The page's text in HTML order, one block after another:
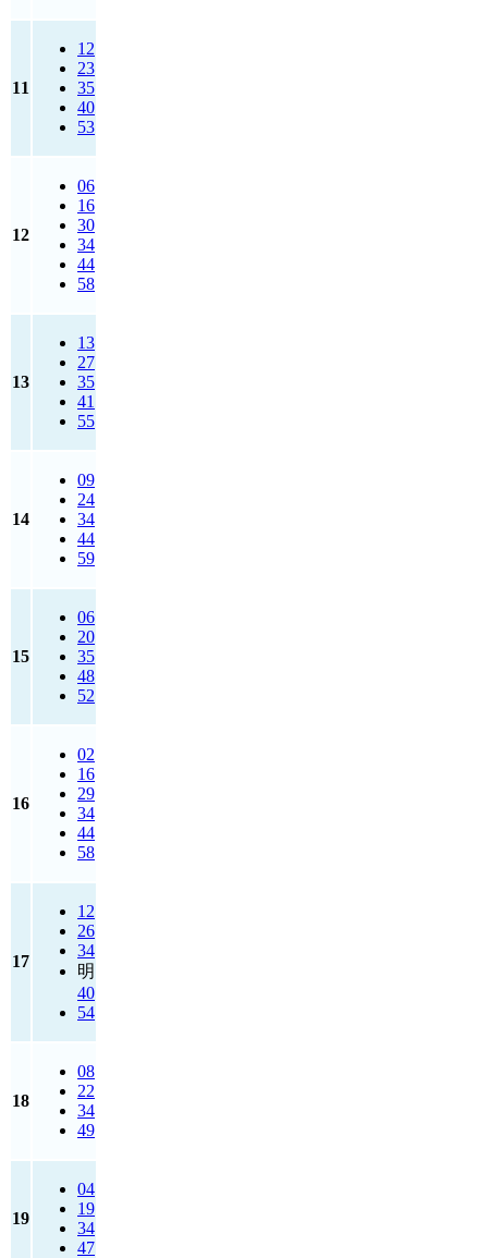
11
12
23
35
40
53
12
06
16
30
34
44
58
13
13
27
35
41
55
14
09
24
34
44
59
15
06
20
35
48
52
16
02
16
29
34
44
58
17
12
26
34
明
40
54
18
08
22
34
49
19
04
19
34
47